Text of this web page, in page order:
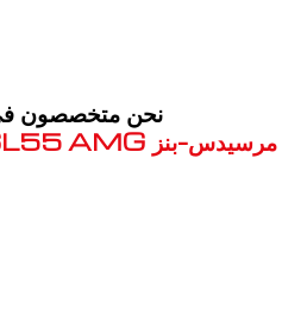
نحن متخصصون
مرسيدس-بنز SL55 AMG كومبريسور